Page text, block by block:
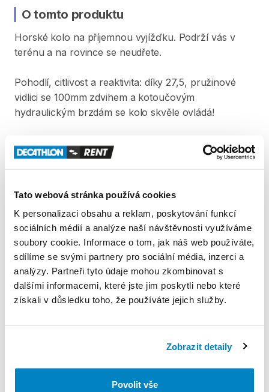
Tato webová stránka používá cookies
K personalizaci obsahu a reklam, poskytování funkcí
sociálních médií a analýze naší návštěvnosti využíváme
soubory cookie. Informace o tom, jak náš web používáte,
sdílíme se svými partnery pro sociální média, inzerci a
analýzy. Partneři tyto údaje mohou zkombinovat s
dalšími informacemi, které jste jim poskytli nebo které
získali v důsledku toho, že používáte jejich služby.
Zobrazit detaily
Povolit vše
O tomto produktu
Horské kolo na příjemnou vyjížďku. Podrží vás v
terénu a na rovince se neudřete.
Pohodlí​​​​​​​​,​ citlivost a reaktivita: díky 27​​​​​​​,​​​​​​​5​​​​​​​,​ pružinové
vidlici se 100mm zdvihem a kotoučovým
hydraulickým brzdám se kolo skvěle ovládá!
Velikost S doporučujeme
výškou
mezi 150 a 164 cm. V je
zahrnutá
Produkt v obchodě
Pravidla Decathlon Rent
PODMÍNKY
Podmínky pronájmu
Pro vypůjčení produktu není vyžadována vratná či
jiná záloha. Za vypůjčení zaplatíte předem online